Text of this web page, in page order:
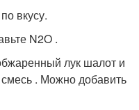
вкусу.
N2O .
лук шалот и
смесь . Можно добавить